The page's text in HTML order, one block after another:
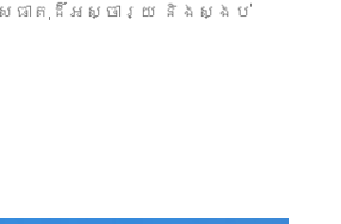
ាសធាតុដ៏អស្ចារ្យ និងស្ងប់